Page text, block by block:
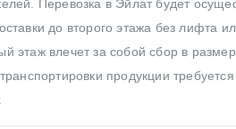
Перевозка в Эйлат будет
до второго этажа без лифта
этаж влечет за собой сбор в
продукции требуется